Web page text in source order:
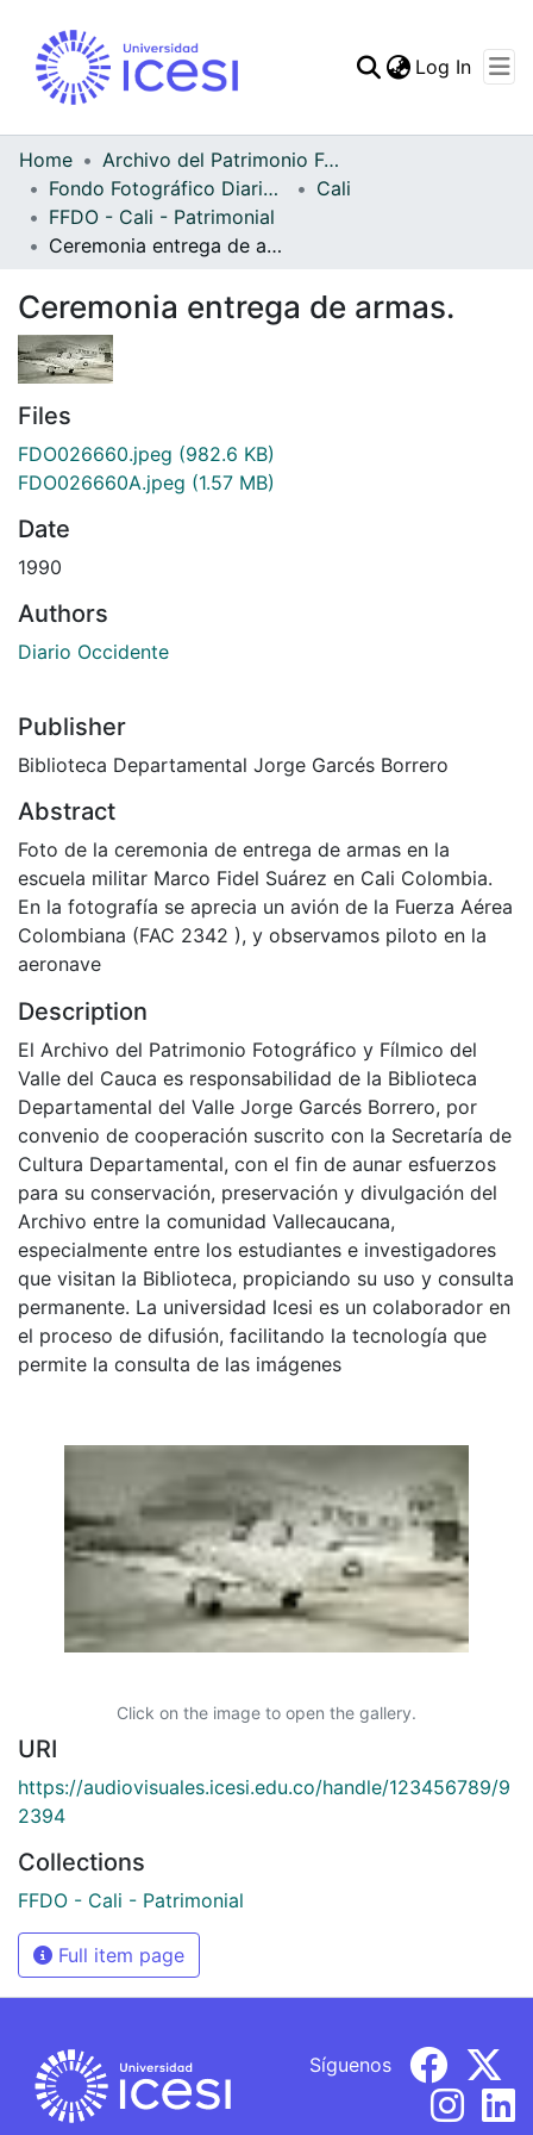
Statistics
Log In
Home
Archivo del Patrimonio Fotográfico y Fílmico del Valle del Cauca
Fondo Fotográfico Diario Occidente
Cali
FFDO - Cali - Patrimonial
Ceremonia entrega de armas.
Ceremonia entrega de armas.
Files
FDO026660.jpeg (982.6 KB)
FDO026660A.jpeg (1.57 MB)
Date
1990
Authors
Diario Occidente
Publisher
Biblioteca Departamental Jorge Garcés Borrero
Abstract
Foto de la ceremonia de entrega de armas en la
escuela militar Marco Fidel Suárez en Cali Colombia.
En la fotografía se aprecia un avión de la Fuerza Aérea
Colombiana (FAC 2342 ), y observamos piloto en la
aeronave
Description
El Archivo del Patrimonio Fotográfico y Fílmico del
Valle del Cauca es responsabilidad de la Biblioteca
Departamental del Valle Jorge Garcés Borrero, por
convenio de cooperación suscrito con la Secretaría de
Cultura Departamental, con el fin de aunar esfuerzos
para su conservación, preservación y divulgación del
Archivo entre la comunidad Vallecaucana,
especialmente entre los estudiantes e investigadores
que visitan la Biblioteca, propiciando su uso y consulta
permanente. La universidad Icesi es un colaborador en
el proceso de difusión, facilitando la tecnología que
permite la consulta de las imágenes
Click on the image to open the gallery.
URI
https://audiovisuales.icesi.edu.co/handle/123456789/9
2394
Collections
FFDO - Cali - Patrimonial
Full item page
Síguenos